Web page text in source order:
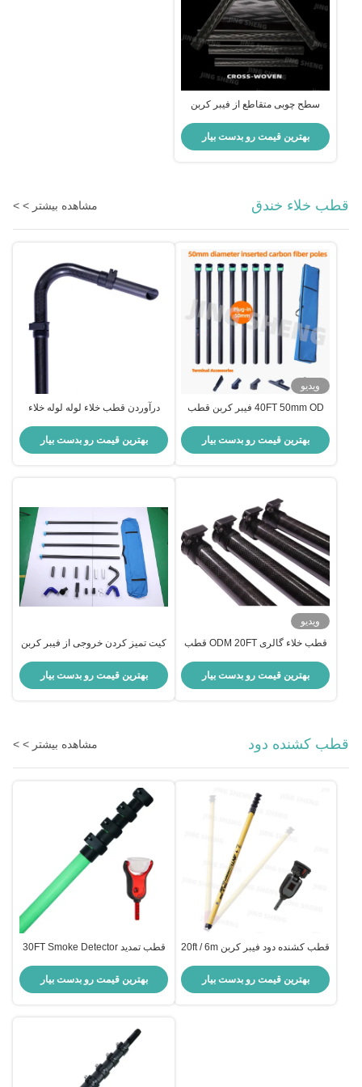
سطح چوبی متقاطع از فیبر کربن
بهترین قیمت رو بدست بیار
قطب خلاء خندق مشاهده بیشتر > >
ویدیو
40FT 50mm OD فیبر کربن قطب
️ سیستم قفل قوی، طیف گسترده ای
از لوازم جانبی، پایدار، OEM
بهترین قیمت رو بدست بیار
درآوردن قطب خلاء لوله لوله خلاء
و بقایای برگ OEM
بهترین قیمت رو بدست بیار
ویدیو
قطب خلاء گالری ODM 20FT قطب
ویلا
بهترین قیمت رو بدست بیار
کیت تمیز کردن خروجی از فیبر کربن
بهترین قیمت رو بدست بیار
قطب کشنده دود مشاهده بیشتر > >
قطب کشنده دود فیبر کربن 20ft / 6m
گسترش
بهترین قیمت رو بدست بیار
قطب تمدید 30FT Smoke Detector
کربن 9m
بهترین قیمت رو بدست بیار